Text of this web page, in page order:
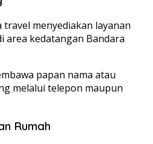
menyediakan layanan
area kedatangan Bandara
papan nama atau
melalui telepon maupun
Rumah